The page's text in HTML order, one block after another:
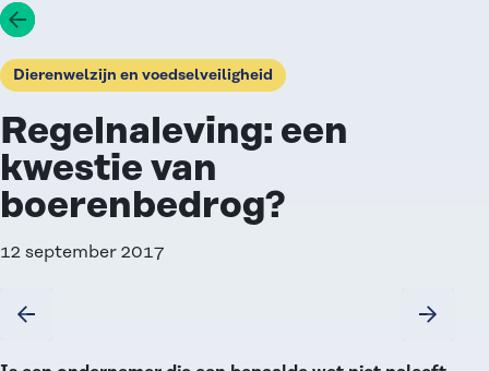
Ga terug
Dierenwelzijn en voedselveiligheid
Regelnaleving: een
kwestie van
boerenbedrog?
12 september 2017